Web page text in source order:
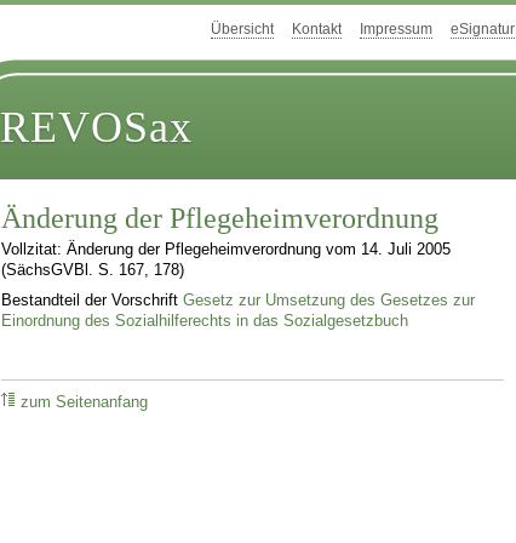
Übersicht Kontakt Impressum eSignatur
REVOSax
Änderung der Pflegeheimverordnung
Vollzitat: Änderung der Pflegeheimverordnung vom 14. Juli 2005
(SächsGVBl. S. 167, 178)
Bestandteil der VorschriftGesetz zur Umsetzung des Gesetzes zur
Einordnung des Sozialhilferechts in das Sozialgesetzbuch
zum Seitenanfang